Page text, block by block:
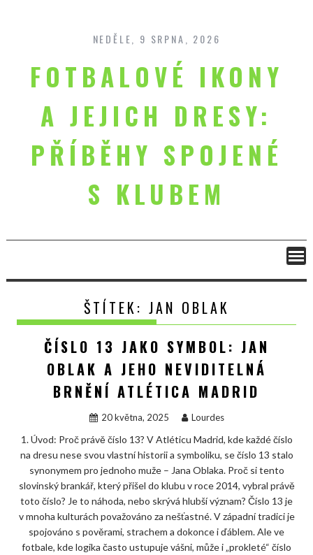
content
NEDĚLE, 9 SRPNA, 2026
FOTBALOVÉ IKONY
A JEJICH DRESY:
PŘÍBĚHY SPOJENÉ
S KLUBEM
ŠTÍTEK: JAN OBLAK
ČÍSLO 13 JAKO SYMBOL: JAN
OBLAK A JEHO NEVIDITELNÁ
BRNĚNÍ ATLÉTICA MADRID
20 května, 2025 Lourdes
1. Úvod: Proč právě číslo 13? V Atléticu Madrid, kde každé číslo
na dresu nese svou vlastní historii a symboliku, se číslo 13 stalo
synonymem pro jednoho muže – Jana Oblaka. Proč si tento
slovinský brankář, který přišel do klubu v roce 2014, vybral právě
toto číslo? Je to náhoda, nebo skrývá hlubší význam? Číslo 13 je
v mnoha kulturách považováno za nešťastné. V západní tradici je
spojováno s pověrami, strachem a dokonce i ďáblem. Ale ve
fotbale, kde logika často ustupuje vášni, může i „prokleté“ číslo